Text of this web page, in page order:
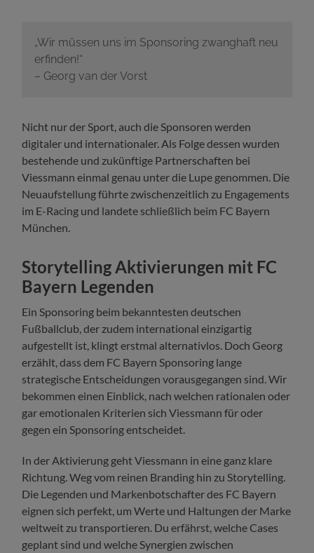
„Wir müssen uns im Sponsoring zwanghaft neu
erfinden!“
– Georg van der Vorst
Nicht nur der Sport, auch die Sponsoren werden
digitaler und internationaler. Als Folge dessen wurden
bestehende und zukünftige Partnerschaften bei
Viessmann einmal genau unter die Lupe genommen. Die
Neuaufstellung führte zwischenzeitlich zu Engagements
im E-Racing und landete schließlich beim FC Bayern
München.
Storytelling Aktivierungen mit FC
Bayern Legenden
Ein Sponsoring beim bekanntesten deutschen
Fußballclub, der zudem international einzigartig
aufgestellt ist, klingt erstmal alternativlos. Doch Georg
erzählt, dass dem FC Bayern Sponsoring lange
strategische Entscheidungen vorausgegangen sind. Wir
bekommen einen Einblick, nach welchen rationalen oder
gar emotionalen Kriterien sich Viessmann für oder
gegen ein Sponsoring entscheidet.
In der Aktivierung geht Viessmann in eine ganz klare
Richtung. Weg vom reinen Branding hin zu Storytelling.
Die Legenden und Markenbotschafter des FC Bayern
eignen sich perfekt, um Werte und Haltungen der Marke
weltweit zu transportieren. Du erfährst, welche Cases
geplant sind und welche Synergien zwischen